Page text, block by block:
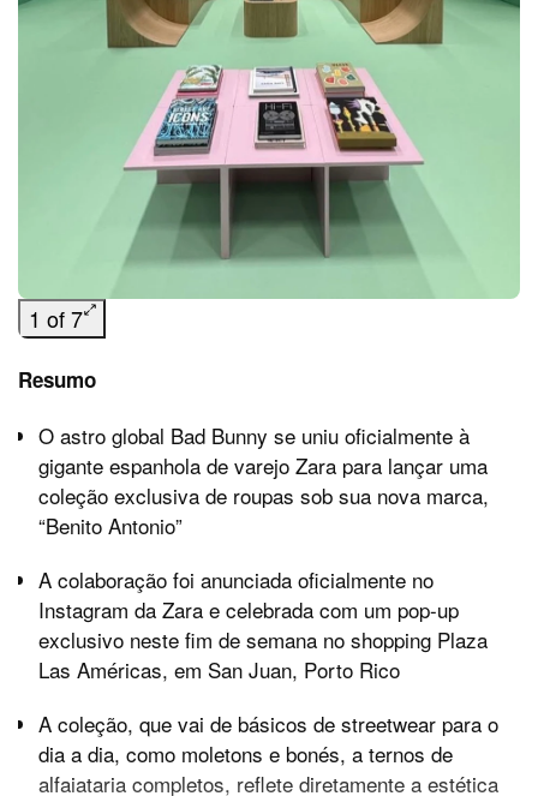
1 of 7
Resumo
O astro global Bad Bunny se uniu oficialmente à
gigante espanhola de varejo Zara para lançar uma
coleção exclusiva de roupas sob sua nova marca,
“Benito Antonio”
A colaboração foi anunciada oficialmente no
Instagram da Zara e celebrada com um pop-up
exclusivo neste fim de semana no shopping Plaza
Las Américas, em San Juan, Porto Rico
A coleção, que vai de básicos de streetwear para o
dia a dia, como moletons e bonés, a ternos de
alfaiataria completos, reflete diretamente a estética